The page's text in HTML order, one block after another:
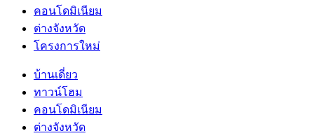
คอนโดมิเนียม
ต่างจังหวัด
โครงการใหม่
บ้านเดี่ยว
ทาวน์โฮม
คอนโดมิเนียม
ต่างจังหวัด